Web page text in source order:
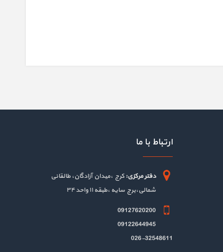
ارتباط با ما
دفتر مرکزی: کرج ،میدان آزادگان، طالقانی
شمالی،برج سایه ،طبقه ۱۱ واحد ۳۴
09127620200
09122644945
026-32548611